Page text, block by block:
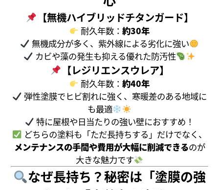
【無機ハイブリッドチタンガード】
耐久年数：約30年
無機成分が多く、紫外線による劣化に強い
カビや藻の発生も抑える優れた防汚性
【レジリエンスウレア】
耐久年数：約40年
弾性塗膜でヒビ割れに強く、寒暖差のある地域に
も最適
特に屋根や日当たりの強い壁におすすめ！
どちらの塗料も「ただ長持ちする」だけでなく、
メンテナンスの手間や費用が大幅に削減できるのが
大きな魅力です
なぜ長持ち？秘密は「塗膜の強